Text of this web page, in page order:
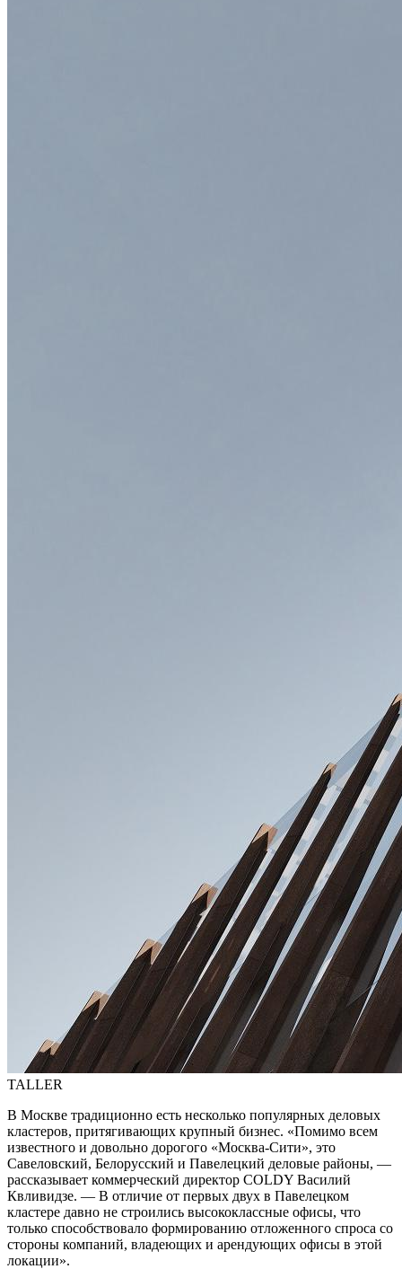
TALLER
В Москве традиционно есть несколько популярных деловых
кластеров, притягивающих крупный бизнес. «Помимо всем
известного и довольно дорогого «Москва-Сити», это
Савеловский, Белорусский и Павелецкий деловые районы, —
рассказывает коммерческий директор COLDY Василий
Квливидзе. — В отличие от первых двух в Павелецком
кластере давно не строились высококлассные офисы, что
только способствовало формированию отложенного спроса со
стороны компаний, владеющих и арендующих офисы в этой
локации».